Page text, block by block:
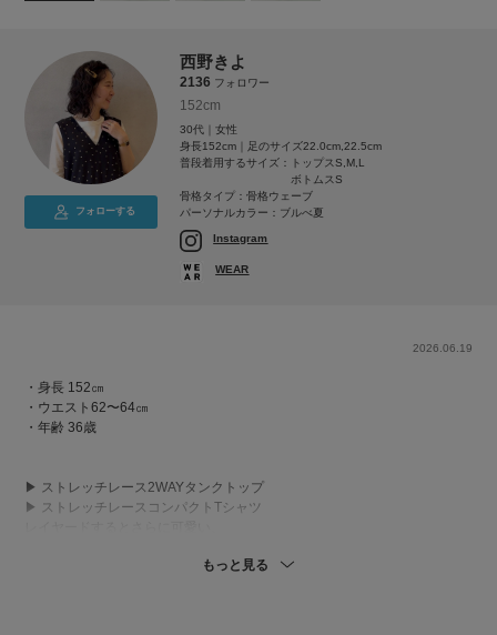
フォローする
西野きよ
2136 フォロワー
152cm
30代｜女性
身長152cm｜足のサイズ22.0cm,22.5cm
普段着用するサイズ：
トップスS,M,L
ボトムスS
骨格タイプ：骨格ウェーブ
パーソナルカラー：ブルべ夏
Instagram
WEAR
2026.06.19
・身長 152㎝
・ウエスト62〜64㎝
・年齢 36歳
▶︎ ストレッチレース2WAYタンクトップ
▶︎ ストレッチレースコンパクトTシャツ
もっと見る